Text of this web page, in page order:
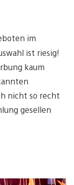
im
ist riesig!
kaum
nicht so recht
gesellen